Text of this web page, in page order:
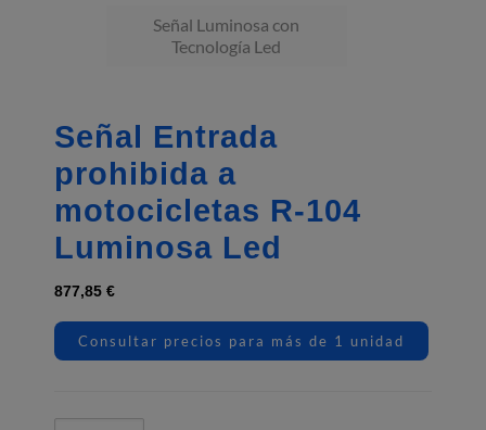
Señal Luminosa con
Tecnología Led
Señal Entrada
prohibida a
motocicletas R‐104
Luminosa Led
877,85 €
Consultar precios para más de 1 unidad